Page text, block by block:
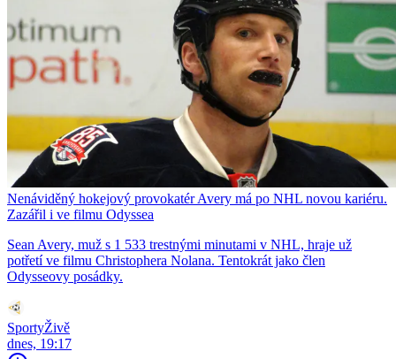
Nenáviděný hokejový provokatér Avery má po NHL novou kariéru.
Zazářil i ve filmu Odyssea
Sean Avery, muž s 1 533 trestnými minutami v NHL, hraje už
potřetí ve filmu Christophera Nolana. Tentokrát jako člen
Odysseovy posádky.
SportyŽivě
dnes, 19:17